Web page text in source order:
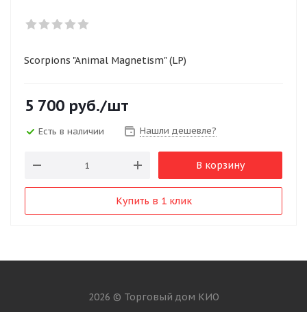
Scorpions "Animal Magnetism" (LP)
5 700 руб./шт
Есть в наличии Нашли дешевле?
В корзину
Купить в 1 клик
2026 © Торговый дом КИО